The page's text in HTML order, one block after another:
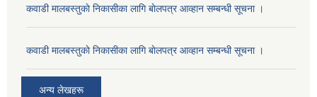
कवाडी मालबस्तुकाे निकासीका लागि बाेलपत्र आव्हान सम्बन्धी सूचना ।
कवाडी मालबस्तुकाे निकासीका लागि बाेलपत्र आव्हान सम्बन्धी सूचना ।
अन्य लेखहरू